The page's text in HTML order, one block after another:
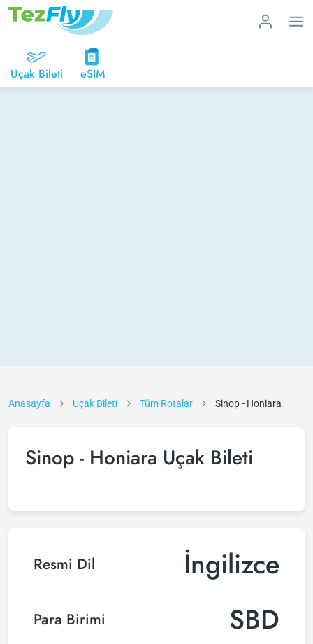
Uçak Bileti eSIM
Anasayfa Uçak Bileti Tüm Rotalar Sinop - Honiara
Sinop - Honiara Uçak Bileti
Resmi Dil İngilizce
Para Birimi SBD